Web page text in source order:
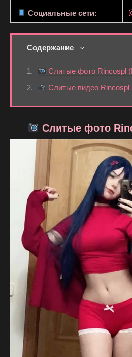
Социальные сети:
Содержание
Слитые фото Rincospl
Слитые видео Rincospl
Слитые фото